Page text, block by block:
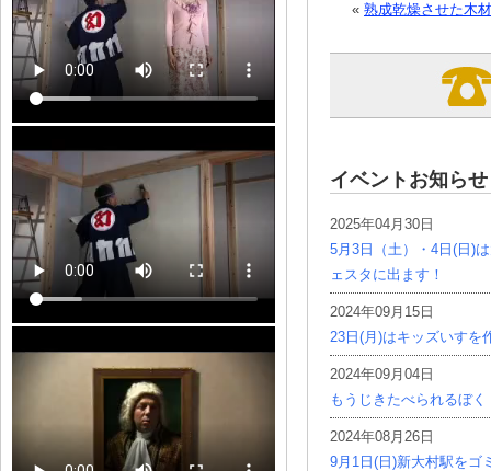
« 熟成乾燥させた木
イベントお知らせ
2025年04月30日
5月3日（土）・4日(日)
ェスタに出ます！
2024年09月15日
23日(月)はキッズいすを
2024年09月04日
もうじきたべられるぼく
2024年08月26日
9月1日(日)新大村駅をゴ